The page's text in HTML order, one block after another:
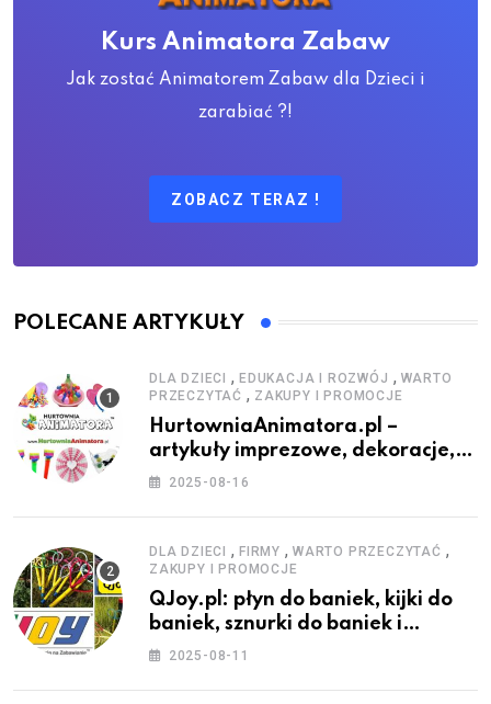
Kurs Animatora Zabaw
Jak zostać Animatorem Zabaw dla Dzieci i
zarabiać ?!
ZOBACZ TERAZ !
POLECANE ARTYKUŁY
DLA DZIECI , EDUKACJA I ROZWÓJ , WARTO
PRZECZYTAĆ , ZAKUPY I PROMOCJE
HurtowniaAnimatora.pl –
artykuły imprezowe, dekoracje,
stroje i akcesoria dla animatorów
2025-08-16
DLA DZIECI , FIRMY , WARTO PRZECZYTAĆ ,
ZAKUPY I PROMOCJE
QJoy.pl: płyn do baniek, kijki do
baniek, sznurki do baniek i
zestawy do baniek
2025-08-11